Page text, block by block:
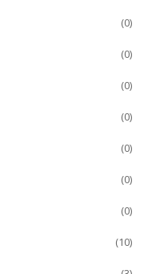
(0)
(0)
(0)
(0)
(0)
(0)
(0)
(10)